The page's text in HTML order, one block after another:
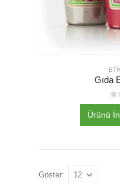
Gıda
0
Ürünü
Göster: